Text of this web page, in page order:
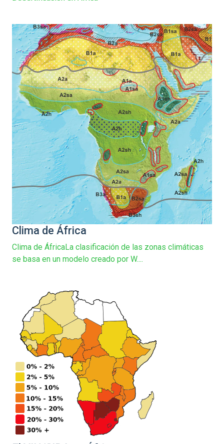
Clima de África
Clima de ÁfricaLa clasificación de las zonas climáticas
se basa en un modelo creado por W....